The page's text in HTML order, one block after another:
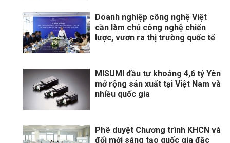
Doanh nghiệp công nghệ Việt
cần làm chủ công nghệ chiến
lược, vươn ra thị trường quốc tế
MISUMI đầu tư khoảng 4,6 tỷ Yên
mở rộng sản xuất tại Việt Nam và
nhiều quốc gia
Phê duyệt Chương trình KHCN và
đổi mới sáng tạo quốc gia đặc